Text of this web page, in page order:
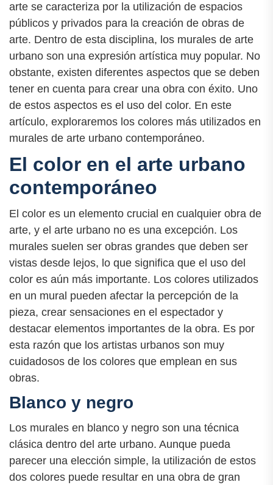
arte se caracteriza por la utilización de espacios
públicos y privados para la creación de obras de
arte. Dentro de esta disciplina, los murales de arte
urbano son una expresión artística muy popular. No
obstante, existen diferentes aspectos que se deben
tener en cuenta para crear una obra con éxito. Uno
de estos aspectos es el uso del color. En este
artículo, exploraremos los colores más utilizados en
murales de arte urbano contemporáneo.
El color en el arte urbano
contemporáneo
El color es un elemento crucial en cualquier obra de
arte, y el arte urbano no es una excepción. Los
murales suelen ser obras grandes que deben ser
vistas desde lejos, lo que significa que el uso del
color es aún más importante. Los colores utilizados
en un mural pueden afectar la percepción de la
pieza, crear sensaciones en el espectador y
destacar elementos importantes de la obra. Es por
esta razón que los artistas urbanos son muy
cuidadosos de los colores que emplean en sus
obras.
Blanco y negro
Los murales en blanco y negro son una técnica
clásica dentro del arte urbano. Aunque pueda
parecer una elección simple, la utilización de estos
dos colores puede resultar en una obra de gran